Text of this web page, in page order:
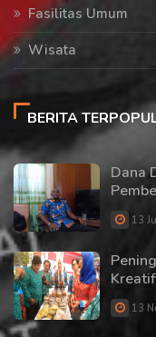
Fasilitas Umum
Wisata
BERITA
Dana
13
13